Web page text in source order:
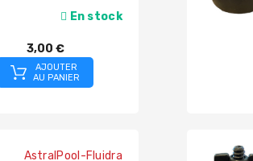
En stock
3,00 €
AJOUTER
AU PANIER
AstralPool-Fluidra